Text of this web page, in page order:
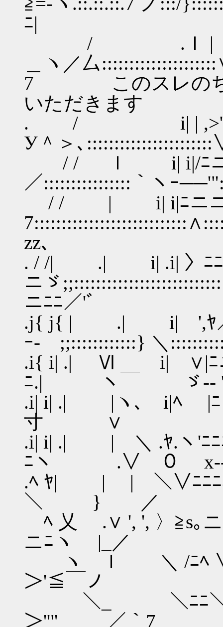
ﾆ|
/ .ｌ | ｌ |_＞
＿ヽ／厶
7 このスレのちょ
いただきます
. / i| | ,>'ﾞﾆニ
У＾＞､
/ / ｌ i| i|/ﾆニニ
／::::::::::::::::｀ヽｰ
/ / | i| i|ﾆニニニ
zz､
. / /| .| i| .i| 〉ﾆﾆィi
ニゞ
ニﾆﾆ／'ﾞ
.j{ j{ | .| i| ',ﾔ／ﾆニ
ｰ- ;;::::::::::::} ＼
.i{ i| .| Ⅵ i| ∨|ﾆニニ
ﾆ.| ヽ￣ ゞ-‐ '"
.i| i| .| |ヽ､ i|ﾍ |ﾆニ
寸 ∨ | ／
.i| i| .| | ＼ .ﾔ.ヽ'ﾆﾆﾆ
ﾆヽ .∨ ０
.ﾍ ﾔ| | | ＼∨ﾆﾆﾆﾆニ
＼ } ／ ＞
ﾍ 乂 .∨ ', ', 〉≧s｡ニ
ニﾆヽ |_
ヽ ｌ ＼ /ﾆﾍ ∨ ~"''
＞'≦￣
＼_ ＼ﾆﾆ＼＼ﾆ
＞''" _